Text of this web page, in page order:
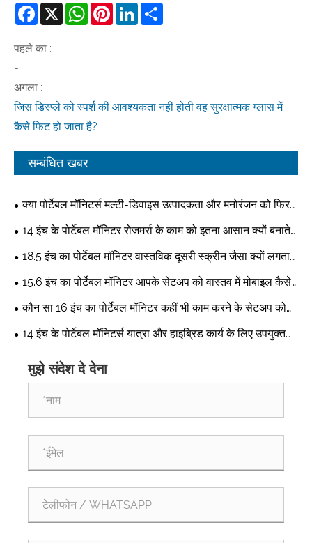
Facebook
X WhatsAppPinterestLinkedIn
पहले का :
-
अगला :
जिस डिस्प्ले को स्पर्श की आवश्यकता नहीं होती वह सुरक्षात्मक ग्लास में
कैसे फिट हो जाता है?
सम्बंधित खबर
क्या पोर्टेबल मॉनिटर्स मल्टी-डिवाइस उत्पादकता और मनोरंजन को फिर
से परिभाषित कर रहे हैं?
14 इंच के पोर्टेबल मॉनिटर रोजमर्रा के काम को इतना आसान क्यों बनाते
18.5 इंच का पोर्टेबल मॉनिटर वास्तविक दूसरी स्क्रीन जैसा क्यों लगता
15.6 इंच का पोर्टेबल मॉनिटर आपके सेटअप को वास्तव में मोबाइल कैसे
बना सकता है?
कौन सा 16 इंच का पोर्टेबल मॉनिटर कहीं भी काम करने के सेटअप को
वास्तव में आरामदायक बनाता है?
14 इंच के पोर्टेबल मॉनिटर्स यात्रा और हाइब्रिड कार्य के लिए उपयुक्त
मुझे संदेश दे देना